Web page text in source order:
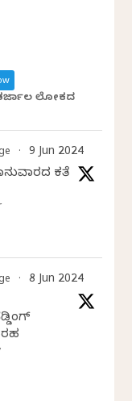
ಲೋಕದ
· 9 Jun 2024
ಕತೆ
· 8 Jun 2024